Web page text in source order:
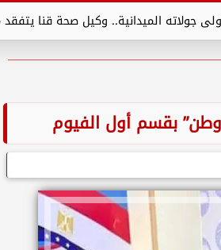
وكيل صحة قنا يتفقد مستشفى
وطن” بقسم أول الفيوم